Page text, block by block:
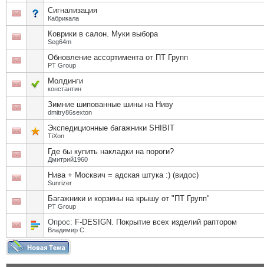
Сигнализация
Кабрикала
Коврики в салон. Муки выбора
Seg64m
Обновление ассортимента от ПТ Групп
PT Group
Молдинги
константин
Зимние шипованные шины на Ниву
dmitry86sexton
Экспедиционные багажники SHIBIT
TiXon
Где бы купить накладки на пороги?
Дмитрий1960
Нива + Москвич = адская штука :) (видос)
Sunrizer
Багажники и корзины на крышу от "ПТ Групп"
PT Group
Опрос: F-DESIGN. Покрытие всех изделий раптором
Владимир С.